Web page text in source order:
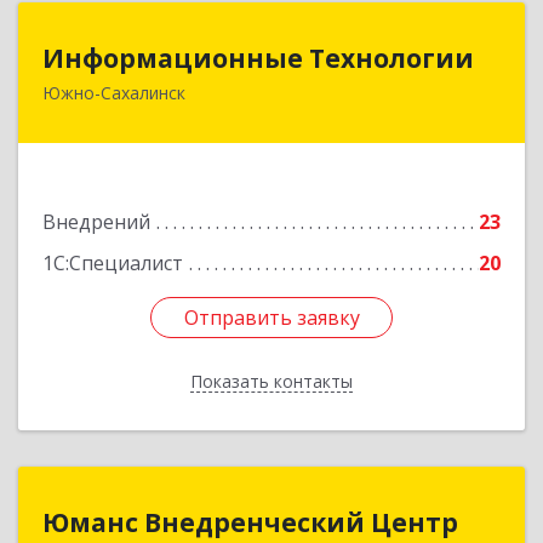
Информационные Технологии
Южно-Сахалинск
Внедрений
23
1С:Специалист
20
Отправить заявку
Показать контакты
Информационные Технологии
693006, Сахалинская обл, Южно-Сахалинск г,
Отправить заявку
Назад
Юманс Внедренческий Центр
Юманс Внедренческий Центр